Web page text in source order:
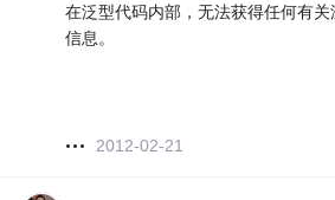
在泛型代码内部，无法获得任何有关
信息。
2012-02-21